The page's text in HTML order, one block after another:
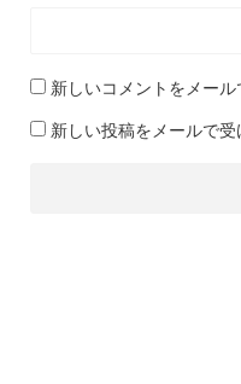
新しいコメントをメール
新しい投稿をメールで受